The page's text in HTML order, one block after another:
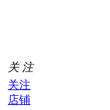
关 注
关注
店铺